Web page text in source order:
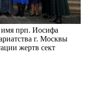
прп. Иосифа
г. Москвы
жертв сект